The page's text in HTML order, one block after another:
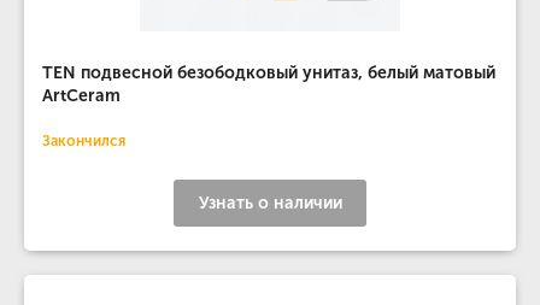
TEN подвесной безободковый унитаз, белый матовый
ArtCeram
Закончился
Узнать о наличии